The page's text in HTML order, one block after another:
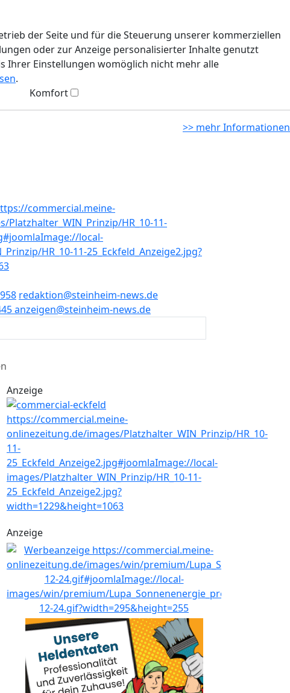
der Seite und für die Steuerung unserer kommerziellen
oder zur Anzeige personalisierter Inhalte genutzt
Ihrer Einstellungen womöglich nicht mehr alle
.
Komfort
>> mehr Informationen
redaktion@steinheim-news.de
anzeigen@steinheim-news.de
Anzeige
Anzeige